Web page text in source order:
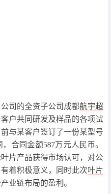
司的全资子公司成都航宇超
户共同研发及样品的各项试
与某客户签订了一份某型号
合同金额587万元人民币。
片产品获得市场认可，对公
着积极意义，同时此次叶片
业链布局的盈利。